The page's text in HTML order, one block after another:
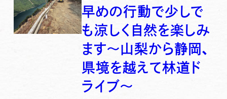
早めの行動で少しで
も涼しく自然を楽しみ
ます〜山梨から静岡、
県境を越えて林道ド
ライブ〜